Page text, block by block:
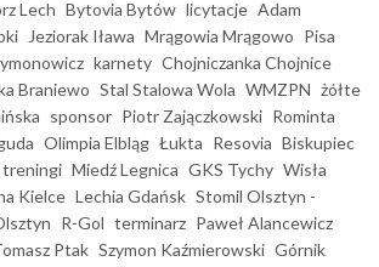
Lech Bytovia Bytów licytacje Adam
Jeziorak Iława Mrągowia Mrągowo Pisa
karnety Chojniczanka Chojnice
Braniewo Stal Stalowa Wola WMZPN żółte
sponsor Piotr Zajączkowski Rominta
Olimpia Elbląg Łukta Resovia Biskupiec
treningi Miedź Legnica GKS Tychy Wisła
Kielce Lechia Gdańsk Stomil Olsztyn -
R-Gol terminarz Paweł Alancewicz
Ptak Szymon Kaźmierowski Górnik